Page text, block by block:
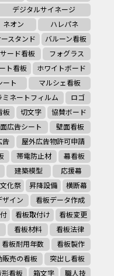
デジタルサイネージ
ネオン
ハレパネ
スタンド
バルーン看板
ード看板
フォグラス
ト看板
ホワイトボード
ート
マルシェ看板
ミネートフィルム
ロゴ
板 切文字
協賛ボード
広告シート
壁面看板
告
屋外広告物許可申請
帯電防止材
幕看板
建築模型
応援幕
文化祭 昇降設備
横断幕
ザイン
看板データ作成
看板取付け
看板変更
看板材料
看板法律
看板耐用年数
看板製作
販売の看板
突出し看板
形看板 箱文字
職人技